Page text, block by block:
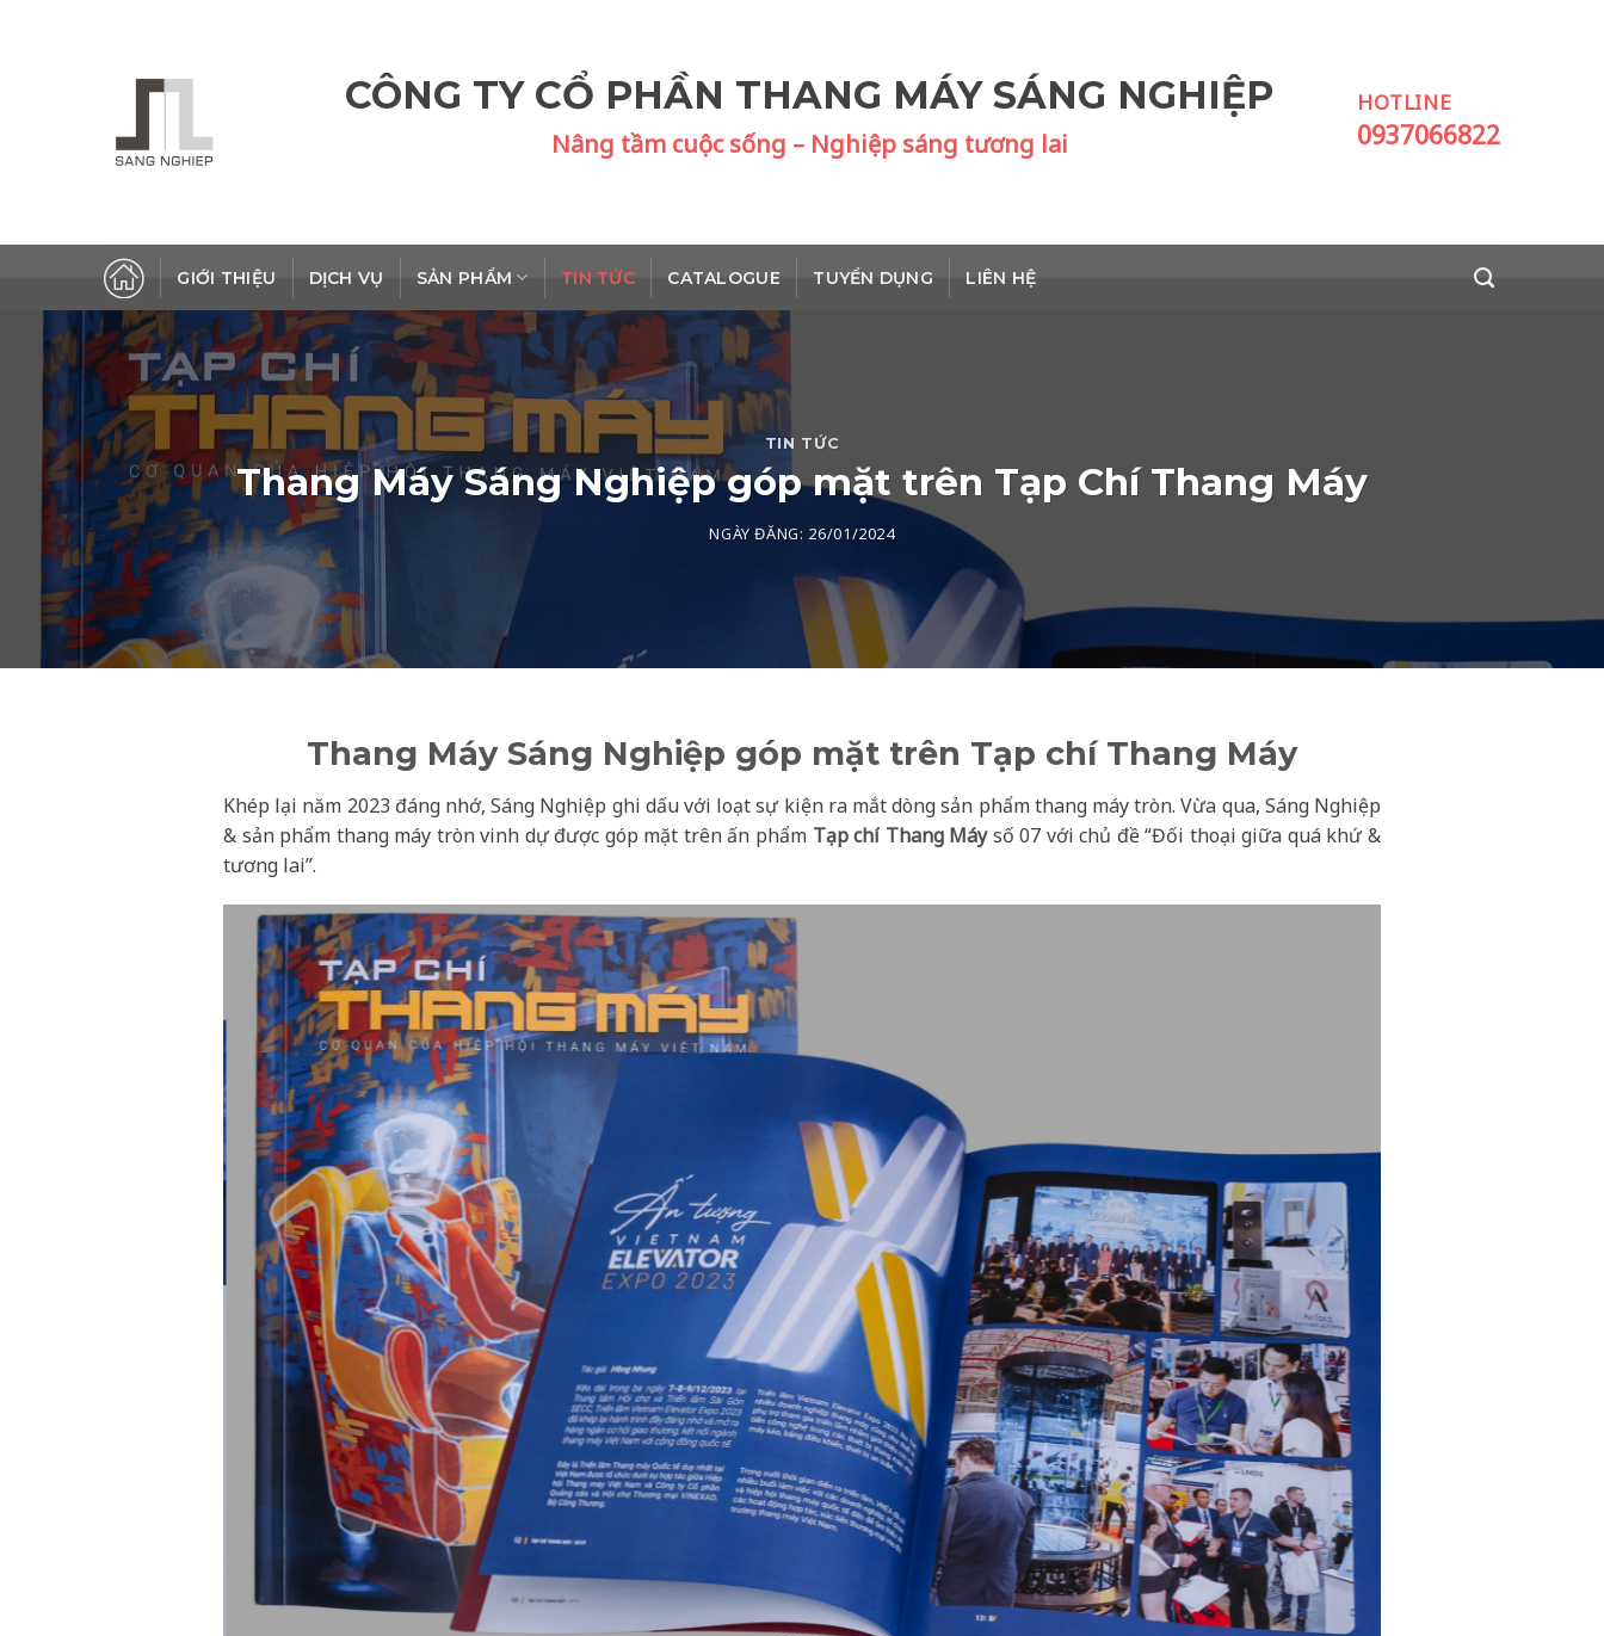
CÔNG TY CỔ PHẦN THANG MÁY SÁNG NGHIỆP
Nâng tầm cuộc sống – Nghiệp sáng tương lai
HOTLINE
0937066822
GIỚI THIỆU DỊCH VỤ SẢN PHẨM TIN TỨC CATALOGUE TUYỂN DỤNG LIÊN HỆ
TIN TỨC
Thang Máy Sáng Nghiệp góp mặt trên Tạp Chí Thang Máy
NGÀY ĐĂNG: 26/01/2024
Thang Máy Sáng Nghiệp góp mặt trên Tạp chí Thang Máy
Khép lại năm 2023 đáng nhớ, Sáng Nghiệp ghi dấu với loạt sự kiện ra mắt dòng sản phẩm thang máy tròn. Vừa qua, Sáng Nghiệp
& sản phẩm thang máy tròn vinh dự được góp mặt trên ấn phẩm Tạp chí Thang Máysố 07 với chủ đề “Đối thoại giữa quá khứ &
tương lai”.